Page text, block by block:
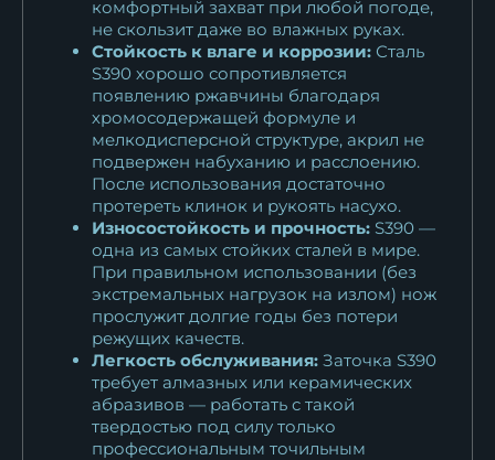
комфортный захват при любой погоде,
не скользит даже во влажных руках.
Стойкость к влаге и коррозии: Сталь
S390 хорошо сопротивляется
появлению ржавчины благодаря
хромосодержащей формуле и
мелкодисперсной структуре, акрил не
подвержен набуханию и расслоению.
После использования достаточно
протереть клинок и рукоять насухо.
Износостойкость и прочность: S390 —
одна из самых стойких сталей в мире.
При правильном использовании (без
экстремальных нагрузок на излом) нож
прослужит долгие годы без потери
режущих качеств.
Легкость обслуживания: Заточка S390
требует алмазных или керамических
абразивов — работать с такой
твердостью под силу только
профессиональным точильным